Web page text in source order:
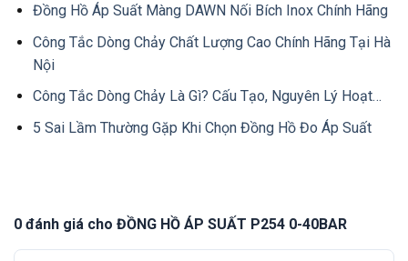
Đồng Hồ Áp Suất Màng DAWN Nối Bích Inox Chính Hãng
Công Tắc Dòng Chảy Chất Lượng Cao Chính Hãng Tại Hà
Nội
Công Tắc Dòng Chảy Là Gì? Cấu Tạo, Nguyên Lý Hoạt…
5 Sai Lầm Thường Gặp Khi Chọn Đồng Hồ Đo Áp Suất
0 đánh giá cho ĐỒNG HỒ ÁP SUẤT P254 0-40BAR